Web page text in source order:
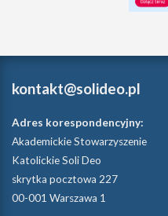
kontakt@solideo.pl
Adres korespondencyjny:
Akademickie Stowarzyszenie
Katolickie Soli Deo
skrytka pocztowa 227
00-001 Warszawa 1